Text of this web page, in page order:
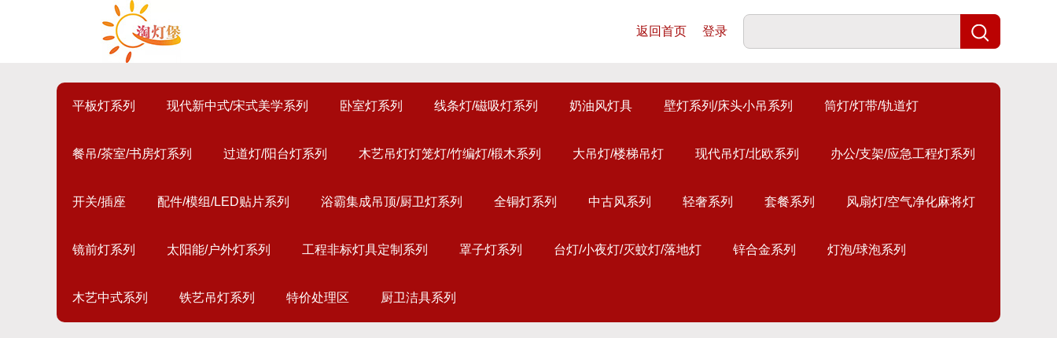
返回首页 登录
平板灯系列 现代新中式/宋式美学系列 卧室灯系列 线条灯/磁吸灯系列 奶油风灯具 壁灯系列/床头小吊系列 筒灯/灯带/轨道灯
餐吊/茶室/书房灯系列 过道灯/阳台灯系列 木艺吊灯灯笼灯/竹编灯/椴木系列 大吊灯/楼梯吊灯 现代吊灯/北欧系列 办公/支架/应急工程灯系列
开关/插座 配件/模组/LED贴片系列 浴霸集成吊顶/厨卫灯系列 全铜灯系列 中古风系列 轻奢系列 套餐系列 风扇灯/空气净化麻将灯
镜前灯系列 太阳能/户外灯系列 工程非标灯具定制系列 罩子灯系列 台灯/小夜灯/灭蚊灯/落地灯 锌合金系列 灯泡/球泡系列
木艺中式系列 铁艺吊灯系列 特价处理区 厨卫洁具系列